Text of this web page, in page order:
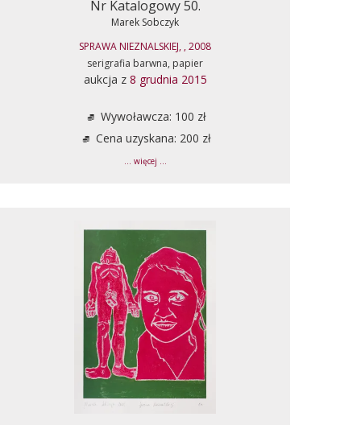
Nr Katalogowy 50.
Marek Sobczyk
SPRAWA NIEZNALSKIEJ, , 2008
serigrafia barwna, papier
aukcja z 8 grudnia 2015
Wywoławcza: 100 zł
Cena uzyskana: 200 zł
... więcej ...